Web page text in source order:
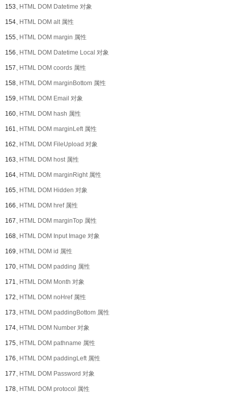
153、HTML DOM Datetime 对象
154、HTML DOM alt 属性
155、HTML DOM margin 属性
156、HTML DOM Datetime Local 对象
157、HTML DOM coords 属性
158、HTML DOM marginBottom 属性
159、HTML DOM Email 对象
160、HTML DOM hash 属性
161、HTML DOM marginLeft 属性
162、HTML DOM FileUpload 对象
163、HTML DOM host 属性
164、HTML DOM marginRight 属性
165、HTML DOM Hidden 对象
166、HTML DOM href 属性
167、HTML DOM marginTop 属性
168、HTML DOM Input Image 对象
169、HTML DOM id 属性
170、HTML DOM padding 属性
171、HTML DOM Month 对象
172、HTML DOM noHref 属性
173、HTML DOM paddingBottom 属性
174、HTML DOM Number 对象
175、HTML DOM pathname 属性
176、HTML DOM paddingLeft 属性
177、HTML DOM Password 对象
178、HTML DOM protocol 属性